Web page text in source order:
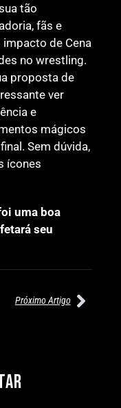
tão
fãs e
de Cena
no wrestling.
proposta de
ver
e
mágicos
Sem dúvida,
ícones
uma boa
seu
Próximo Artigo
MUNDIAL FEMININO NA AEW
REDEMPTION
Por exclusivewrestling